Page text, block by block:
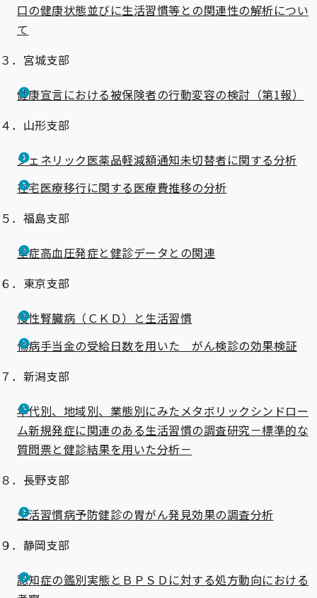
口の健康状態並びに生活習慣等との関連性の解析につい
て
３．宮城支部
健康宣言における被保険者の行動変容の検討（第1報）
４．山形支部
ジェネリック医薬品軽減額通知未切替者に関する分析
在宅医療移行に関する医療費推移の分析
５．福島支部
重症高血圧発症と健診データとの関連
６．東京支部
慢性腎臓病（ＣＫＤ）と生活習慣
傷病手当金の受給日数を用いた がん検診の効果検証
７．新潟支部
年代別、地域別、業態別にみたメタボリックシンドロー
ム新規発症に関連のある生活習慣の調査研究－標準的な
質問票と健診結果を用いた分析－
８．長野支部
生活習慣病予防健診の胃がん発見効果の調査分析
９．静岡支部
認知症の鑑別実態とＢＰＳＤに対する処方動向における